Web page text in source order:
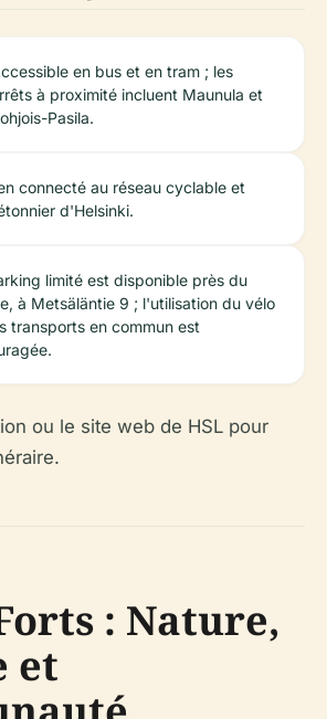
en bus et en tram ; les
à proximité incluent Maunula et
Pasila.
connecté au réseau cyclable et
d'Helsinki.
limité est disponible près du
à Metsäläntie 9 ; l'utilisation du vélo
transports en commun est
ou le site web de HSL pour
: Nature,
et